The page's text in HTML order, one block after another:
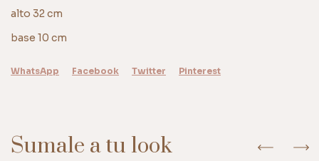
alto 32 cm
base 10 cm
WhatsApp Facebook Twitter Pinterest
Sumale a tu look